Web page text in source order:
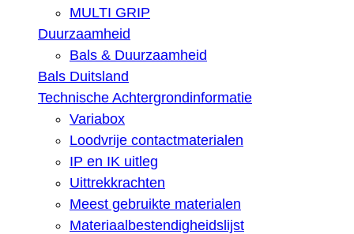
MULTI GRIP
Duurzaamheid
Bals & Duurzaamheid
Bals Duitsland
Technische Achtergrondinformatie
Variabox
Loodvrije contactmaterialen
IP en IK uitleg
Uittrekkrachten
Meest gebruikte materialen
Materiaalbestendigheidslijst